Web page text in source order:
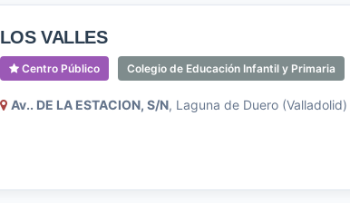
LOS VALLES
Centro Público Colegio de Educación Infantil y Primaria
Av.. DE LA ESTACION, S/N, Laguna de Duero (Valladolid)